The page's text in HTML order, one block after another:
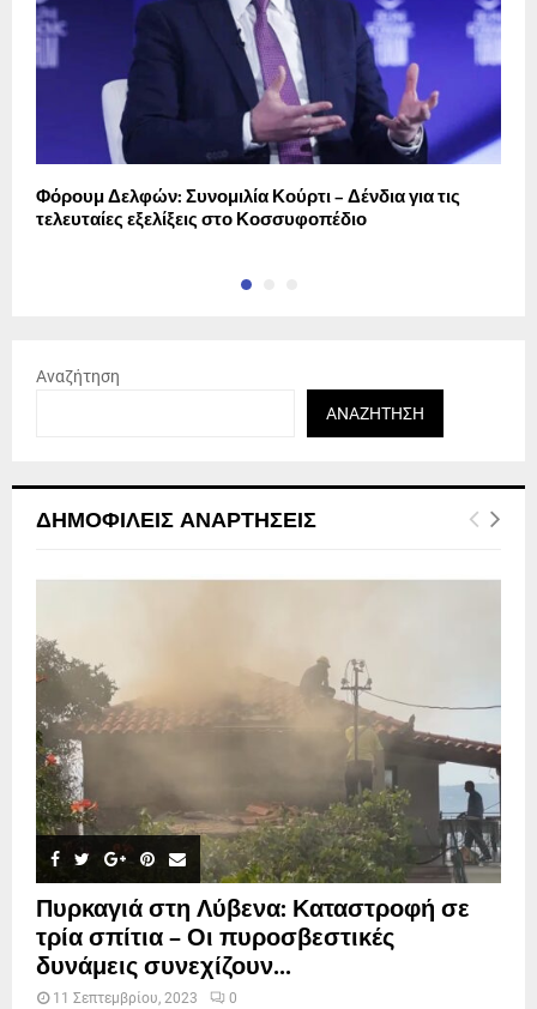
Φόρουμ Δελφών: Συνομιλία Κούρτι – Δένδια για τις
τελευταίες εξελίξεις στο Κοσσυφοπέδιο
Αναζήτηση
ΑΝΑΖΉΤΗΣΗ
ΔΗΜΟΦΙΛΕΊΣ ΑΝΑΡΤΉΣΕΙΣ
Πυρκαγιά στη Λύβενα: Καταστροφή σε
τρία σπίτια – Οι πυροσβεστικές
δυνάμεις συνεχίζουν...
11 Σεπτεμβρίου, 2023 0